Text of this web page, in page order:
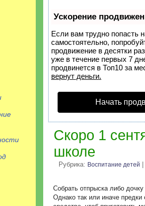
Ускорение
Если вам трудно попасть
самостоятельно,
продвижение в десятки
уже в течение первых 7
продвинется в Топ10 за
вернут деньги.
Начать
Скоро 1
школе
Рубрика: Воспитание детей
Собрать отпрыска либо
Однако так или иначе